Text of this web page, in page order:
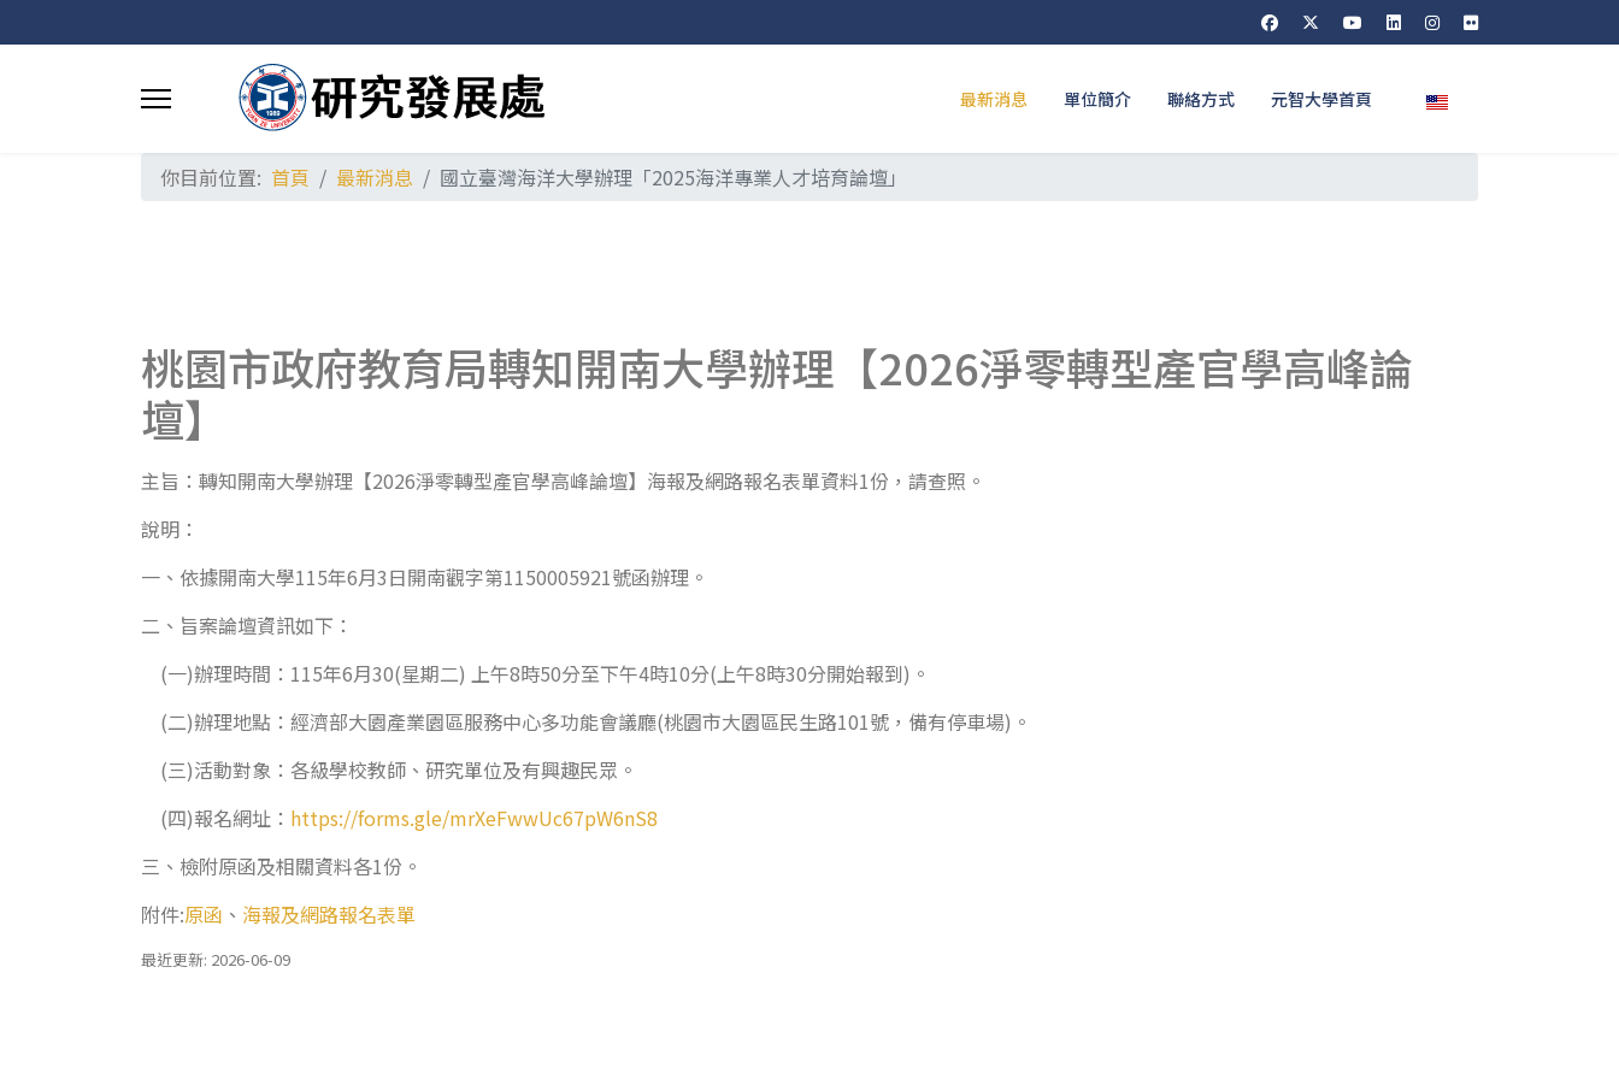
最新消息 單位簡介 聯絡方式 元智大學首頁 選擇你的語言
你目前位置: 首頁 最新消息 國立臺灣海洋大學辦理「2025海洋專業人才培育論壇」
桃園市政府教育局轉知開南大學辦理【2026淨零轉型產官學高峰論
壇】
主旨：轉知開南大學辦理【2026淨零轉型產官學高峰論壇】海報及網路報名表單資料1份，請查照。
說明：
一、依據開南大學115年6月3日開南觀字第1150005921號函辦理。
二、旨案論壇資訊如下：
(一)辦理時間：115年6月30(星期二) 上午8時50分至下午4時10分(上午8時30分開始報到)。
(二)辦理地點：經濟部大園產業園區服務中心多功能會議廳(桃園市大園區民生路101號，備有停車場)。
(三)活動對象：各級學校教師、研究單位及有興趣民眾。
(四)報名網址： https://forms.gle/mrXeFwwUc67pW6nS8
三、檢附原函及相關資料各1份。
附件:原函 、 海報及網路報名表單
最近更新: 2026-06-09